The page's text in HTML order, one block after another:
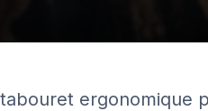
ergonomique